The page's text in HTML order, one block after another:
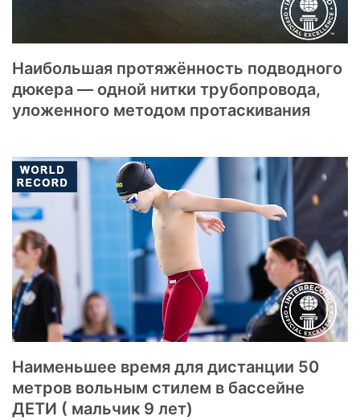
Наибольшая протяжённость подводного
дюкера — одной нитки трубопровода,
уложенного методом протаскивания
Наименьшее время для дистанции 50
метров вольным стилем в бассейне
ДЕТИ ( мальчик 9 лет)